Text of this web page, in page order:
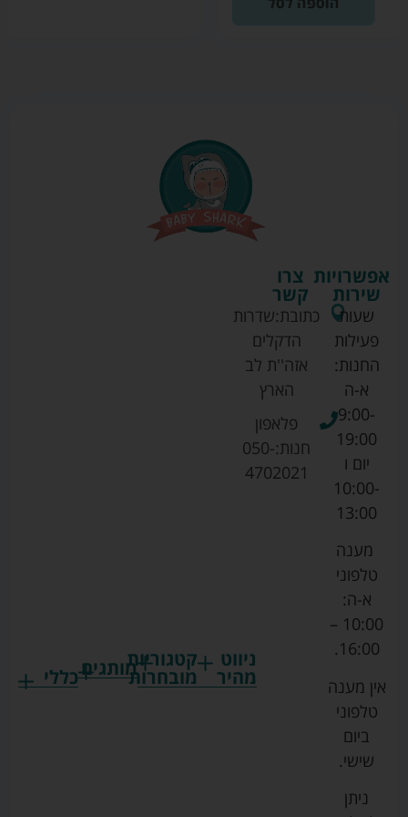
ניווט
מהיר
קטגוריות
מובחרותמותגים
גרקו
כללי
צרו
קשר
כתובת:שדרות
הדקלים
אזה''ת לב
הארץ
פלאפון
חנות:050-
4702021
אפשרויות
שירות
שעות
פעילות
החנות:
א-ה
9:00-
19:00
יום ו
10:00-
13:00
מענה
טלפוני
א-ה:
10:00 –
16:00.
אין מענה
טלפוני
ביום
שישי.
ניתן